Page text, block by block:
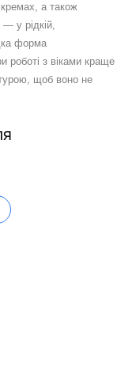
кремах, а також
— у рідкій,
форма
роботі з віками краще
щоб воно не
приємні ціни